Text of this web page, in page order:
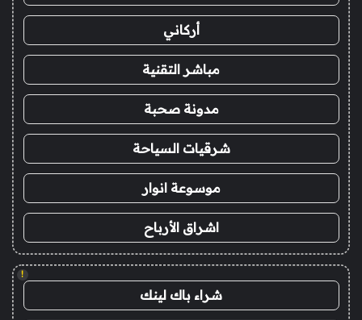
أركاني
مباشر التقنية
مدونة صحبة
شرقيات السياحة
موسوعة انوار
اشراق الأرباح
!
شراء باك لينك